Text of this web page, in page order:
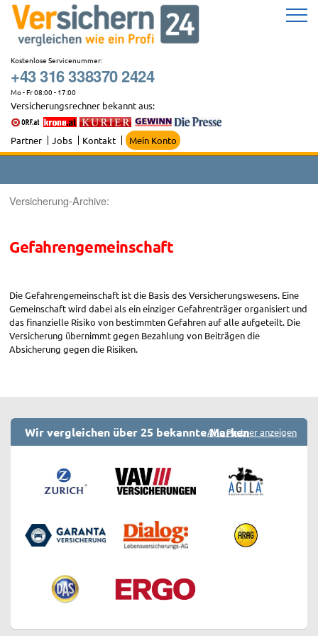
Zum
Inhalt
springen
Kostenlose Servicenummer:
+43 316 338370 2424
Mo - Fr 08:00 - 17:00
Versicherungsrechner bekannt aus:
Partner Jobs Kontakt Mein Konto
Versicherung-Archive:
Gefahrengemeinschaft
Die Gefahrengemeinschaft ist die Basis des Versicherungswesens. Eine
Gemeinschaft wird dabei als ein einziger Gefahrenträger organisiert und
das finanzielle Risiko von bestimmten Gefahren auf alle aufgeteilt. Die
Versicherung übernimmt gegen Bezahlung von Beiträgen die
Absicherung gegen die Risiken.
Wir vergleichen über 25 bekannte MarkenAlle Partner anzeigen